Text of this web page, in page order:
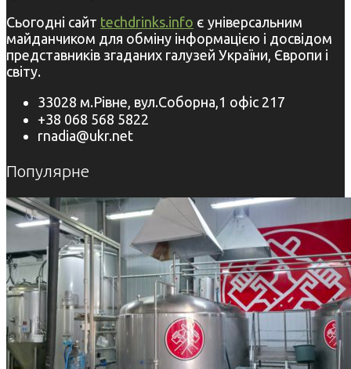
Сьогодні сайт techdrinks.info є універсальним
майданчиком для обміну інформацією і досвідом
представників згаданих галузей України, Європи і
світу.
33028 м.Рівне, вул.Соборна,1 офіс 217
+38 068 568 5822
rnadia@ukr.net
Популярне